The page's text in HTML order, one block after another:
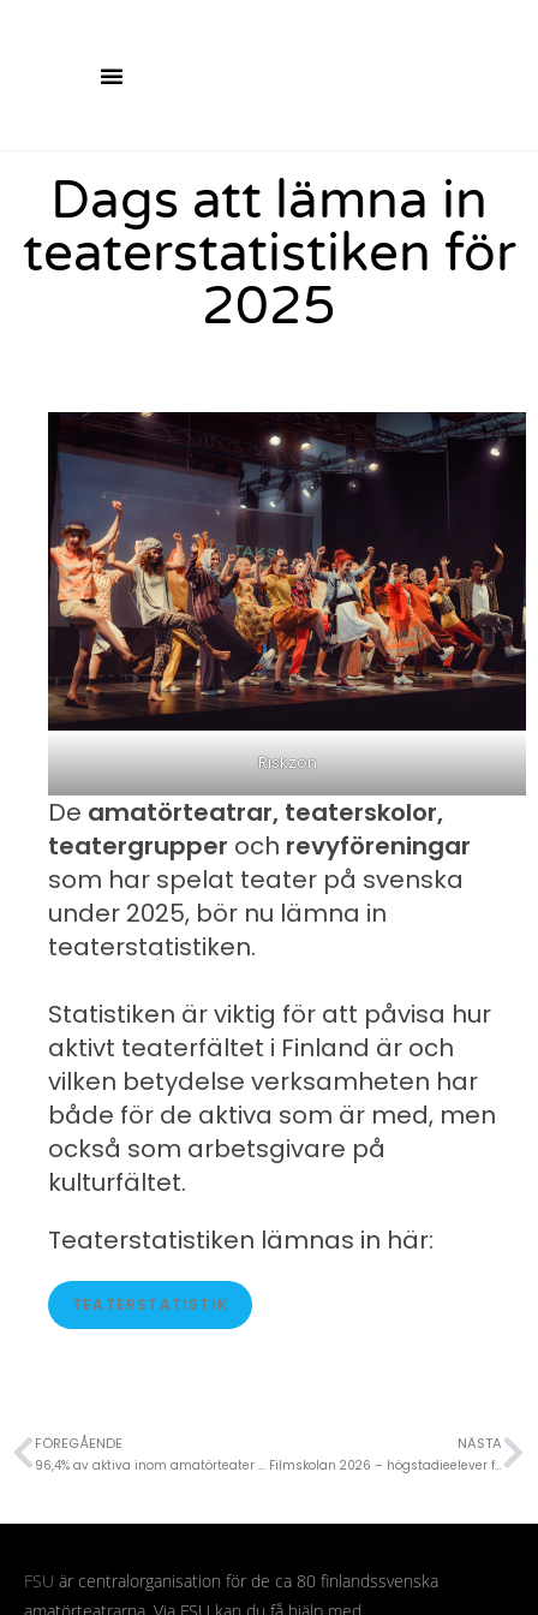
Dags att lämna in
teaterstatistiken för
2025
Riskzon
De amatörteatrar, teaterskolor,
teatergrupper och revyföreningar
som har spelat teater på svenska
under 2025, bör nu lämna in
teaterstatistiken.
Statistiken är viktig för att påvisa hur
aktivt teaterfältet i Finland är och
vilken betydelse verksamheten har
både för de aktiva som är med, men
också som arbetsgivare på
kulturfältet.
Teaterstatistiken lämnas in här:
TEATERSTATISTIK
FÖREGÅENDE
96,4% av aktiva inom amatörteater upplever att teatern har haft en positiv inverkan på deras personliga utveckling.
NÄSTA
Filmskolan 2026 – högstadieelever får skapa en ny ungdomsserie för Yle Arenan!
FSU är centralorganisation för de ca 80 finlandssvenska